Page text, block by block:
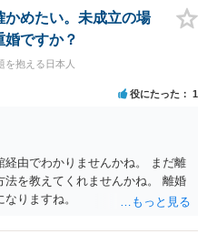
かめたい。未成立の場
ですか？
を抱える日本人
役にたった 1
由でわかりませんかね。 まだ離
を教えてくれませんかね。 離婚
りますね。